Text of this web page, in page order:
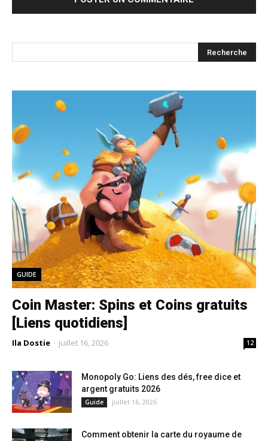
GUIDE
Coin Master: Spins et Coins gratuits
[Liens quotidiens]
Ila Dostie - juillet 16, 2026 12
Monopoly Go: Liens des dés, free dice et
argent gratuits 2026
Guide juillet 16, 2026
Comment obtenir la carte du royaume de